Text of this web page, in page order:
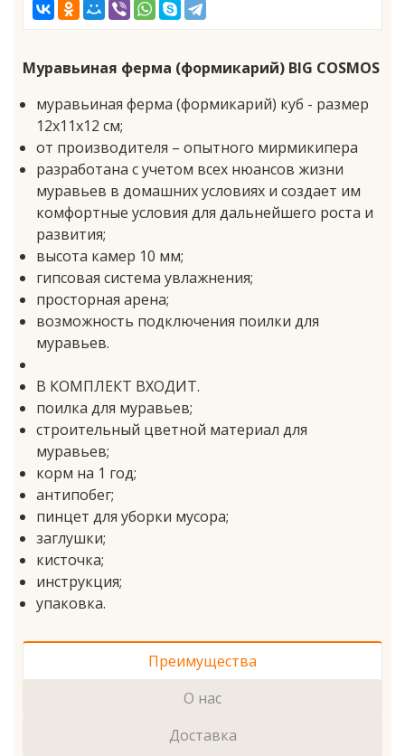
Муравьиная ферма (формикарий) BIG COSMOS
муравьиная ферма (формикарий) куб - размер
12х11х12 см;
от производителя – опытного мирмикипера
разработана с учетом всех нюансов жизни
муравьев в домашних условиях и создает им
комфортные условия для дальнейшего роста и
развития;
высота камер 10 мм;
гипсовая система увлажнения;
просторная арена;
возможность подключения поилки для
муравьев.
В КОМПЛЕКТ ВХОДИТ.
поилка для муравьев;
строительный цветной материал для
муравьев;
корм на 1 год;
антипобег;
пинцет для уборки мусора;
заглушки;
кисточка;
инструкция;
упаковка.
Преимущества
О нас
Доставка